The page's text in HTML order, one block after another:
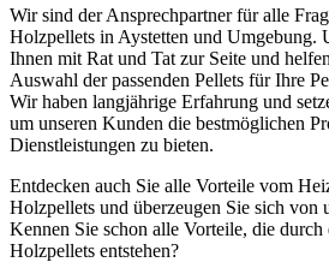
Wir sind der Ansprechpartner für alle
Holzpellets in Aystetten und Umgebung.
Ihnen mit Rat und Tat zur Seite und
Auswahl der passenden Pellets für Ihre
Wir haben langjährige Erfahrung und
um unseren Kunden die bestmöglichen
Dienstleistungen zu bieten.
Entdecken auch Sie alle Vorteile vom
Holzpellets und überzeugen Sie sich von
Kennen Sie schon alle Vorteile, die
Holzpellets entstehen?